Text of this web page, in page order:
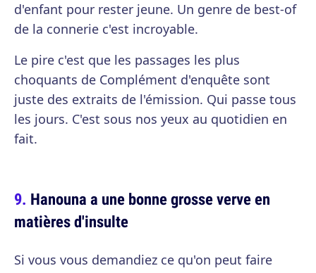
d'enfant pour rester jeune. Un genre de best-of
de la connerie c'est incroyable.
Le pire c'est que les passages les plus
choquants de Complément d'enquête sont
juste des extraits de l'émission. Qui passe tous
les jours. C'est sous nos yeux au quotidien en
fait.
Hanouna a une bonne grosse verve en
matières d'insulte
Si vous vous demandiez ce qu'on peut faire